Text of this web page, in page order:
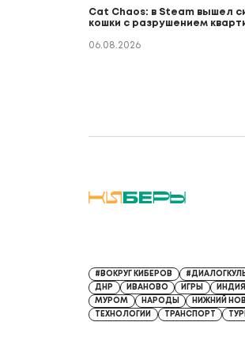
Cat Chaos: в Steam вышел
кошки с разрушением
06.08.2026
#ВОКРУГ КИБЕРОВ
ДНР
ИВАНОВО ИГРЫ ИНДИЯ
МУРОМ
НАРОДЫ НИЖНИЙ
ТЕХНОЛОГИИ
ТРАНСПОРТ